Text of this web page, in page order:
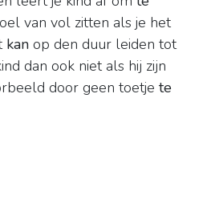
van vol zitten als je het
kan op den duur leiden tot
dan ook niet als hij zijn
door geen toetje te